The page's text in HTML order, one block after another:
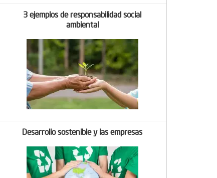
3 ejemplos de responsabilidad social
ambiental
Desarrollo sostenible y las empresas